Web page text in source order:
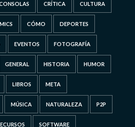
CRÍTICA CULTURA
CÓMO DEPORTES
EVENTOS FOTOGRAFÍA
GENERAL HISTORIA HUMOR
LIBROS META
MÚSICA NATURALEZA P2P
SOFTWARE